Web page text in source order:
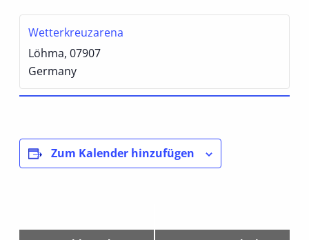
Wetterkreuzarena
Löhma, 07907
Germany
Zum Kalender hinzufügen